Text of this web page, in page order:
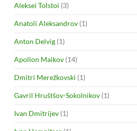
Aleksei Tolstoi (3)
Anatoli Aleksandrov (1)
Anton Delvig (1)
Apollon Maikov (14)
Dmitri Merežkovski (1)
Gavril Hruštšov-Sokolnikov (1)
Ivan Dmitrijev (1)